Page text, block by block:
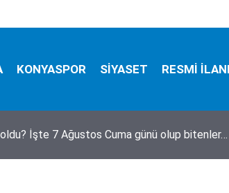
KONYASPOR SİYASET RESMİ
fuhuş oteli oldu